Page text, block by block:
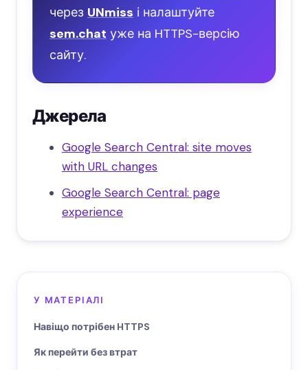
через UNmiss і налаштуйте
sem.chat уже на HTTPS-версію
сайту.
Джерела
Google Search Central: site moves
with URL changes
Google Search Central: page
experience
У МАТЕРІАЛІ
Навіщо потрібен HTTPS
Як перейти без втрат